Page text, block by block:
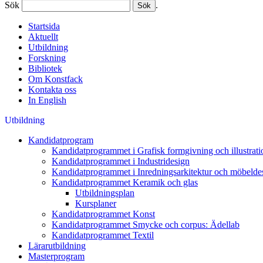
Sök
.
Startsida
Aktuellt
Utbildning
Forskning
Bibliotek
Om Konstfack
Kontakta oss
In English
Utbildning
Kandidatprogram
Kandidatprogrammet i Grafisk formgivning och
Kandidatprogrammet i Industridesign
Kandidatprogrammet i Inredningsarkitektur och
Kandidatprogrammet Keramik och glas
Utbildningsplan
Kursplaner
Kandidatprogrammet Konst
Kandidatprogrammet Smycke och corpus: Ädellab
Kandidatprogrammet Textil
Lärarutbildning
Masterprogram